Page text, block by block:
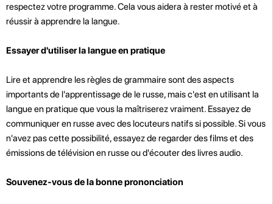
respectez votre programme. Cela vous aidera à rester motivé et à
réussir à apprendre la langue.
Essayer d'utiliser la langue en pratique
Lire et apprendre les règles de grammaire sont des aspects
importants de l'apprentissage de le russe, mais c'est en utilisant la
langue en pratique que vous la maîtriserez vraiment. Essayez de
communiquer en russe avec des locuteurs natifs si possible. Si vous
n'avez pas cette possibilité, essayez de regarder des films et des
émissions de télévision en russe ou d'écouter des livres audio.
Souvenez-vous de la bonne prononciation